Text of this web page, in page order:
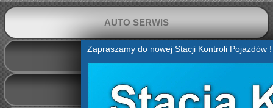
Zapraszamy do nowej Stacji Kontroli Pojazdów !
AUTO SERWIS
KONTAKT
SERWIS